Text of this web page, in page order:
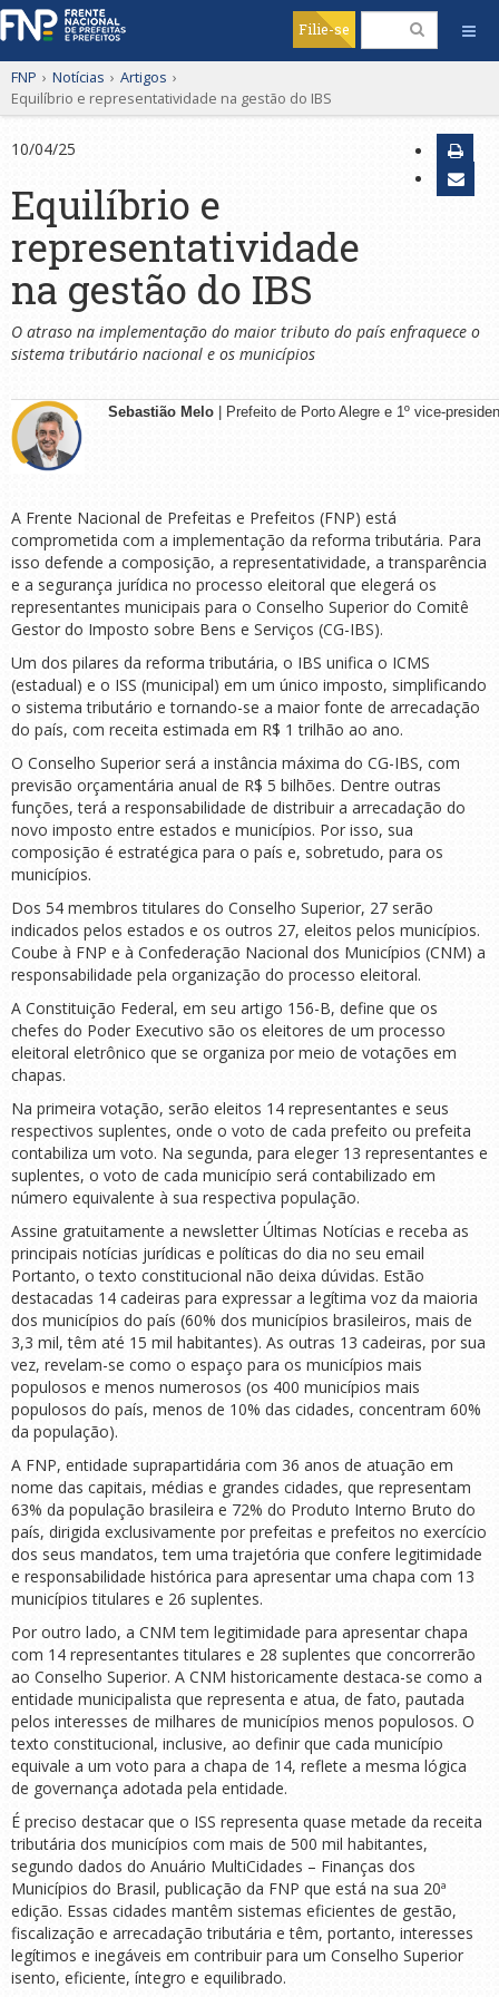
Filie-se
FNP › Notícias › Artigos ›
Equilíbrio e representatividade na gestão do IBS
10/04/25
Equilíbrio e
representatividade
na gestão do IBS
O atraso na implementação do maior tributo do país enfraquece o
sistema tributário nacional e os municípios
Sebastião Melo | Prefeito de Porto Alegre e 1º vice-
A Frente Nacional de Prefeitas e Prefeitos (FNP) está
comprometida com a implementação da reforma tributária. Para
isso defende a composição, a representatividade, a transparência
e a segurança jurídica no processo eleitoral que elegerá os
representantes municipais para o Conselho Superior do Comitê
Gestor do Imposto sobre Bens e Serviços (CG-IBS).
Um dos pilares da reforma tributária, o IBS unifica o ICMS
(estadual) e o ISS (municipal) em um único imposto, simplificando
o sistema tributário e tornando-se a maior fonte de arrecadação
do país, com receita estimada em R$ 1 trilhão ao ano.
O Conselho Superior será a instância máxima do CG-IBS, com
previsão orçamentária anual de R$ 5 bilhões. Dentre outras
funções, terá a responsabilidade de distribuir a arrecadação do
novo imposto entre estados e municípios. Por isso, sua
composição é estratégica para o país e, sobretudo, para os
municípios.
Dos 54 membros titulares do Conselho Superior, 27 serão
indicados pelos estados e os outros 27, eleitos pelos municípios.
Coube à FNP e à Confederação Nacional dos Municípios (CNM) a
responsabilidade pela organização do processo eleitoral.
A Constituição Federal, em seu artigo 156-B, define que os
chefes do Poder Executivo são os eleitores de um processo
eleitoral eletrônico que se organiza por meio de votações em
chapas.
Na primeira votação, serão eleitos 14 representantes e seus
respectivos suplentes, onde o voto de cada prefeito ou prefeita
contabiliza um voto. Na segunda, para eleger 13 representantes e
suplentes, o voto de cada município será contabilizado em
número equivalente à sua respectiva população.
Assine gratuitamente a newsletter Últimas Notícias e receba as
principais notícias jurídicas e políticas do dia no seu email
Portanto, o texto constitucional não deixa dúvidas. Estão
destacadas 14 cadeiras para expressar a legítima voz da maioria
dos municípios do país (60% dos municípios brasileiros, mais de
3,3 mil, têm até 15 mil habitantes). As outras 13 cadeiras, por sua
vez, revelam-se como o espaço para os municípios mais
populosos e menos numerosos (os 400 municípios mais
populosos do país, menos de 10% das cidades, concentram 60%
da população).
A FNP, entidade suprapartidária com 36 anos de atuação em
nome das capitais, médias e grandes cidades, que representam
63% da população brasileira e 72% do Produto Interno Bruto do
país, dirigida exclusivamente por prefeitas e prefeitos no exercício
dos seus mandatos, tem uma trajetória que confere legitimidade
e responsabilidade histórica para apresentar uma chapa com 13
municípios titulares e 26 suplentes.
Por outro lado, a CNM tem legitimidade para apresentar chapa
com 14 representantes titulares e 28 suplentes que concorrerão
ao Conselho Superior. A CNM historicamente destaca-se como a
entidade municipalista que representa e atua, de fato, pautada
pelos interesses de milhares de municípios menos populosos. O
texto constitucional, inclusive, ao definir que cada município
equivale a um voto para a chapa de 14, reflete a mesma lógica
de governança adotada pela entidade.
É preciso destacar que o ISS representa quase metade da receita
tributária dos municípios com mais de 500 mil habitantes,
segundo dados do Anuário MultiCidades – Finanças dos
Municípios do Brasil, publicação da FNP que está na sua 20ª
edição. Essas cidades mantêm sistemas eficientes de gestão,
fiscalização e arrecadação tributária e têm, portanto, interesses
legítimos e inegáveis em contribuir para um Conselho Superior
isento, eficiente, íntegro e equilibrado.